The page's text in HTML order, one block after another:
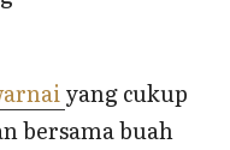
yang cukup
bersama buah